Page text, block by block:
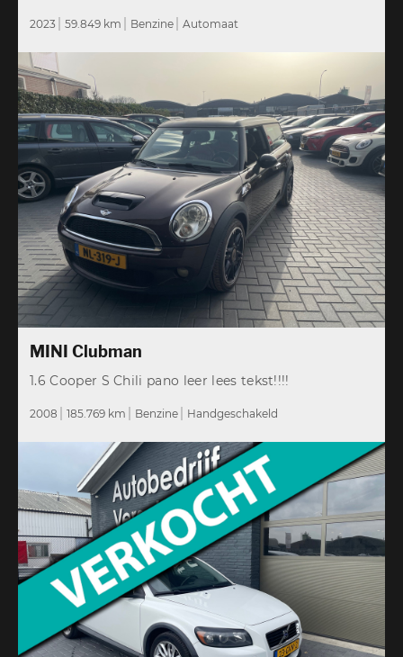
2023 59.849 km Benzine Automaat
MINI Clubman
1.6 Cooper S Chili pano leer lees tekst!!!!
2008 185.769 km Benzine Handgeschakeld